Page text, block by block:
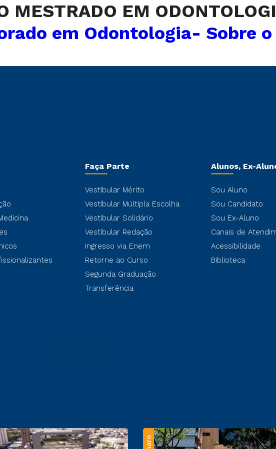
MESTRADO EM
em Odontologia- Sobre
Faça Parte
Vestibular Mérito
Vestibular Múltipla Escolha
Vestibular Solidário
Vestibular Redação
Ingresso via Enem
Retorne ao Curso
Segunda Graduação
Transferência
Alunos, Ex-
Sou Aluno
Sou Candidato
Sou Ex-Aluno
Canais de
Acessibilidade
Biblioteca